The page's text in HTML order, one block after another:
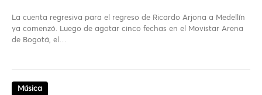
La cuenta regresiva para el regreso de Ricardo Arjona a Medellín
ya comenzó. Luego de agotar cinco fechas en el Movistar Arena
de Bogotá, el…
Música